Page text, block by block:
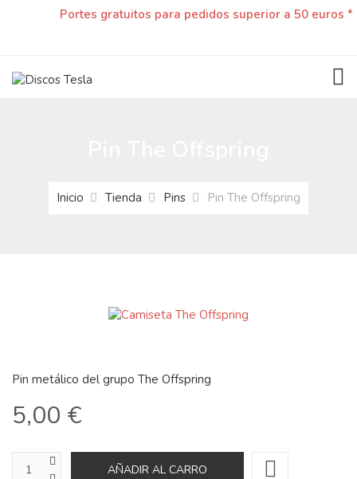
Portes gratuitos para pedidos superior a 50 euros *
Inicio Tienda Pins Pin The Offspring
Pin metálico del grupo The Offspring
5,00 €